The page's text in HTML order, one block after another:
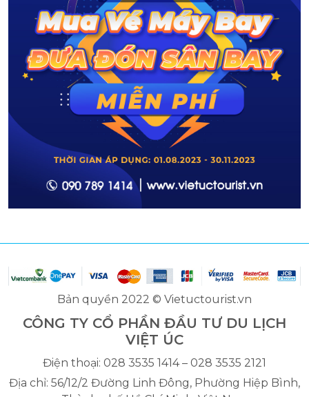
Bản quyền 2022 © Vietuctourist.vn
CÔNG TY CỔ PHẦN ĐẦU TƯ DU LỊCH
VIỆT ÚC
Điện thoại: 028 3535 1414 – 028 3535 2121
Địa chỉ: 56/12/2 Đường Linh Đông, Phường Hiệp Bình,